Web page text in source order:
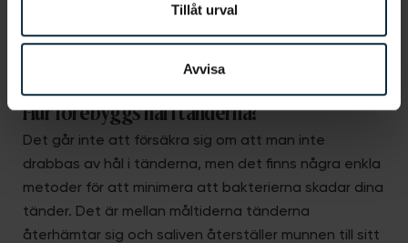
Tillåt urval
Avvisa
Hur förebyggs hål i tänderna?
Det går inte att försäkra sig om att man inte
drabbas av hål i tänderna, men det finns några enkla
metoder för att minimera att bakterierna skadar dina
tänder. Det är mellan måltiderna tänderna
återhämtar sig och saliven återställer munnen till sitt